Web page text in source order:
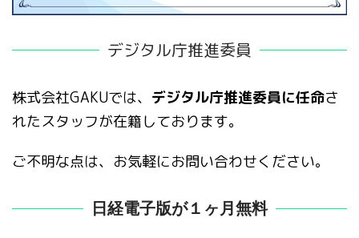
デジタル庁推進委員
株式会社GAKUでは、 デジタル庁推進委員に任命さ
れたスタッフが在籍しております。
ご不明な点は、お気軽にお問い合わせください。
日経電子版が１ヶ月無料